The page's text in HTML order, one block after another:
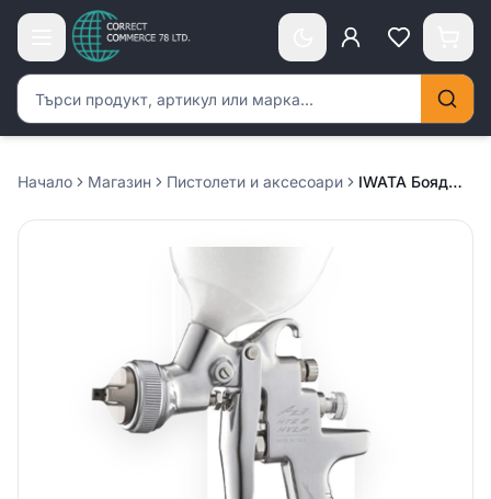
Търсене на продукти
Начало Магазин Пистолети и аксесоари IWATA Бояджийски пистолет AZ3 – 1.8